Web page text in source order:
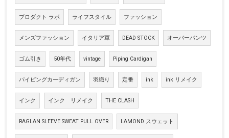
プロダクト ラボ ライフスタイル ファッション
メンズファッション イタリア軍 DEAD STOCK オーバーパンツ
ゴム引き 50年代 vintage Piping Cardigan
パイピングカーディガン 羽織り 定番 ink ink リメイク
インク インク リメイク THE CLASH
RAGLAN SLEEVE SWEAT PULL OVER LAMOND スウェット